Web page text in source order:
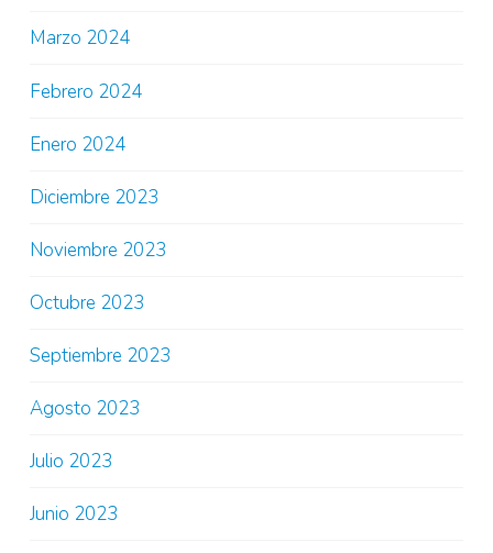
Marzo 2024
Febrero 2024
Enero 2024
Diciembre 2023
Noviembre 2023
Octubre 2023
Septiembre 2023
Agosto 2023
Julio 2023
Junio 2023